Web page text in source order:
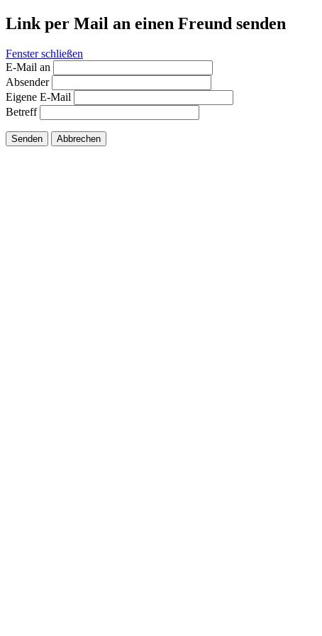
Link per Mail an einen Freund senden
Fenster schließen
E-Mail an
Absender
Eigene E-Mail
Betreff
Senden Abbrechen